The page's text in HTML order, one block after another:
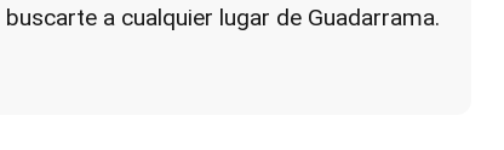
buscarte a cualquier lugar de Guadarrama.